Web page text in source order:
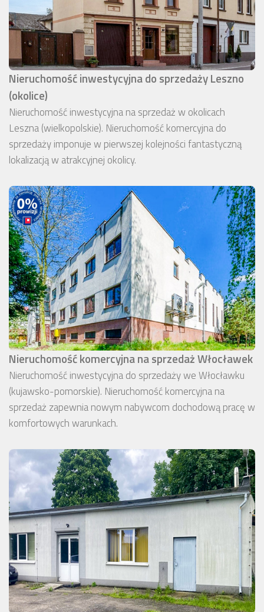
Nieruchomość inwestycyjna do sprzedaży Leszno
(okolice)
Nieruchomość inwestycyjna na sprzedaż w okolicach
Leszna (wielkopolskie). Nieruchomość komercyjna do
sprzedaży imponuje w pierwszej kolejności fantastyczną
lokalizacją w atrakcyjnej okolicy.
Nieruchomość komercyjna na sprzedaż Włocławek
Nieruchomość inwestycyjna do sprzedaży we Włocławku
(kujawsko-pomorskie). Nieruchomość komercyjna na
sprzedaż zapewnia nowym nabywcom dochodową pracę w
komfortowych warunkach.